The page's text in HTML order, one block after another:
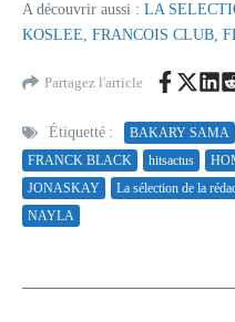
A découvrir aussi : LA
KOSLEE, FRANCOIS CLUB,
Partagez l'article
Étiquetté : BAKARY SAMA
FRANCK BLACK
hitsactus
JONASKAY
La sélection de la
NAYLA